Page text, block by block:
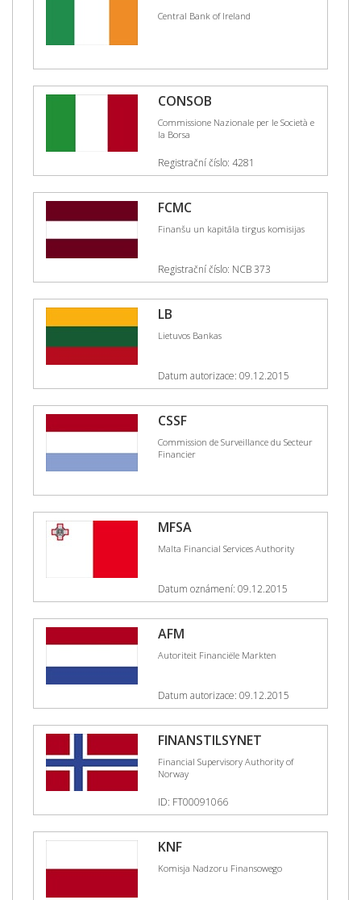
Central Bank of Ireland
CONSOB
Commissione Nazionale per le Società e
la Borsa
Registrační číslo: 4281
FCMC
Finanšu un kapitāla tirgus komisijas
Registrační číslo: NCB 373
LB
Lietuvos Bankas
Datum autorizace: 09.12.2015
CSSF
Commission de Surveillance du Secteur
Financier
MFSA
Malta Financial Services Authority
Datum oznámení: 09.12.2015
AFM
Autoriteit Financiële Markten
Datum autorizace: 09.12.2015
FINANSTILSYNET
Financial Supervisory Authority of
Norway
ID: FT00091066
KNF
Komisja Nadzoru Finansowego